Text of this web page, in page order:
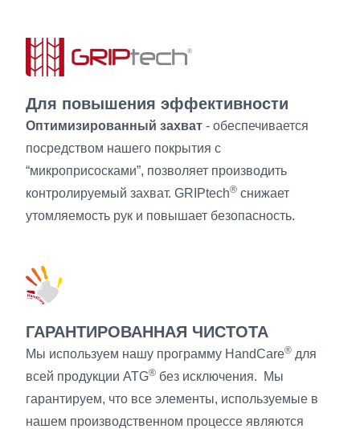
Для повышения эффективности
Оптимизированный захват - обеспечивается
посредством нашего покрытия с
“микроприсосками”, позволяет производить
контролируемый захват. GRIPtech® снижает
утомляемость рук и повышает безопасность.
ГАРАНТИРОВАННАЯ ЧИСТОТА
Мы используем нашу программу HandCare® для
всей продукции ATG® без исключения. Мы
гарантируем, что все элементы, используемые в
нашем производственном процессе являются